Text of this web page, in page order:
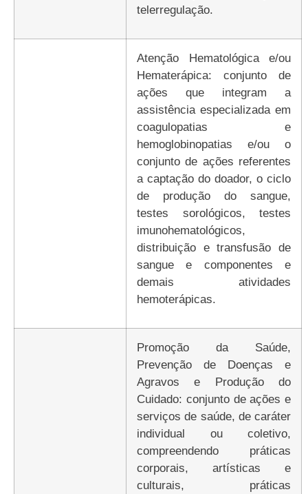
telerregulação.
Atenção Hematológica e/ou
Hematerápica: conjunto de
ações que integram a
assistência especializada em
coagulopatias e
hemoglobinopatias e/ou o
conjunto de ações referentes
a captação do doador, o ciclo
de produção do sangue,
testes sorológicos, testes
imunohematológicos,
distribuição e transfusão de
sangue e componentes e
demais atividades
hemoterápicas.
Promoção da Saúde,
Prevenção de Doenças e
Agravos e Produção do
Cuidado: conjunto de ações e
serviços de saúde, de caráter
individual ou coletivo,
compreendendo práticas
corporais, artísticas e
culturais, práticas